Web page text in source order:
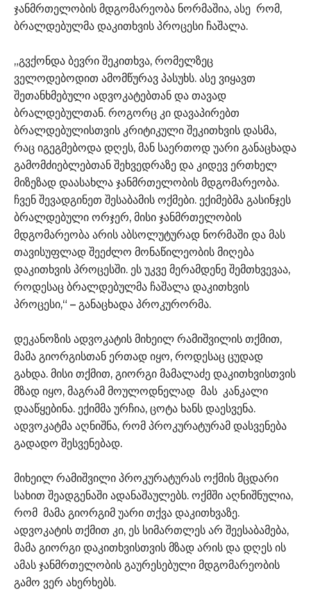
ჯანმრთელობის მდგომარეობა ნორმაშია, ასე რომ,
ბრალდებულმა დაკითხვის პროცესი ჩაშალა.
„გვქონდა ბევრი შეკითხვა, რომელზეც
ველოდებოდით ამომწურავ პასუხს. ასე ვიყავთ
შეთანხმებული ადვოკატებთან და თავად
ბრალდებულთან. როგორც კი დავაპირებთ
ბრალდებულისთვის კრიტიკული შეკითხვის დასმა,
რაც იგეგმებოდა დღეს, მან საერთოდ უარი განაცხადა
გამომძიებლებთან შეხვედრაზე და კიდევ ერთხელ
მიზეზად დაასახლა ჯანმრთელობის მდგომარეობა.
ჩვენ შევადგინეთ შესაბამის ოქმები. ექიმებმა გასინჯეს
ბრალდებული ორჯერ, მისი ჯანმრთელობის
მდგომარეობა არის აბსოლუტურად ნორმაში და მას
თავისუფლად შეეძლო მონაწილეობის მიღება
დაკითხვის პროცესში. ეს უკვე მერამდენე შემთხვევაა,
როდესაც ბრალდებულმა ჩაშალა დაკითხვის
პროცესი,“ – განაცხადა პროკურორმა.
დეკანოზის ადვოკატის მიხეილ რამიშვილის თქმით,
მამა გიორგისთან ერთად იყო, როდესაც ცუდად
გახდა. მისი თქმით, გიორგი მამალაძე დაკითხვისთვის
მზად იყო, მაგრამ მოულოდნელად მას კანკალი
დააწყებინა. ექიმმა ურჩია, ცოტა ხანს დაესვენა.
ადვოკატმა აღნიშნა, რომ პროკურატურამ დასვენება
გადადო შესვენებად.
მიხეილ რამიშვილი პროკურატურას ოქმის მცდარი
სახით შეადგენაში ადანაშაულებს. ოქმში აღნიშნულია,
რომ მამა გიორგიმ უარი თქვა დაკითხვაზე.
ადვოკატის თქმით კი, ეს სიმართლეს არ შეესაბამება,
მამა გიორგი დაკითხვისთვის მზად არის და დღეს ის
ამას ჯანმრთელობის გაურესებული მდგომარეობის
გამო ვერ ახერხებს.